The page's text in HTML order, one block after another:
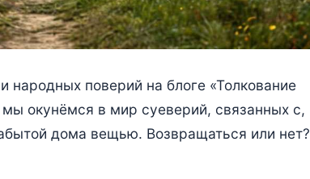
народных поверий на блоге «Толкование
окунёмся в мир суеверий, связанных с,
дома вещью. Возвращаться или нет?